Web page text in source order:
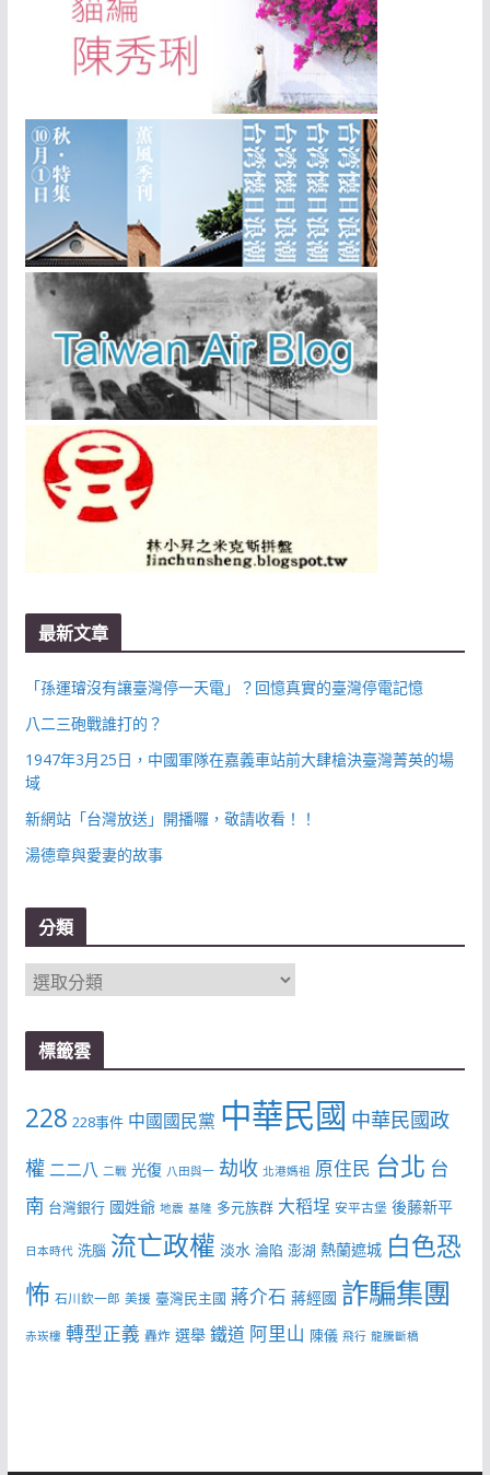
最新文章
「孫運璿沒有讓臺灣停一天電」？回憶真實的臺灣停電記憶
八二三砲戰誰打的？
1947年3月25日，中國軍隊在嘉義車站前大肆槍決臺灣菁英的場
域
新網站「台灣放送」開播囉，敬請收看！！
湯德章與愛妻的故事
分類
分
類
標籤雲
228 228事件 中國國民黨 中華民國 中華民國政
權 二二八 二戰 光復 八田與一 劫收 北港媽祖 原住民 台北 台
南 台灣銀行 國姓爺 地震 基隆 多元族群 大稻埕 安平古堡 後藤新平
日本時代 洗腦 流亡政權 淡水 淪陷 澎湖 熱蘭遮城 白色恐
怖 石川欽一郎 美援 臺灣民主國 蔣介石 蔣經國 詐騙集團
赤崁樓 轉型正義 轟炸 選舉 鐵道 阿里山 陳儀 飛行 龍騰斷橋